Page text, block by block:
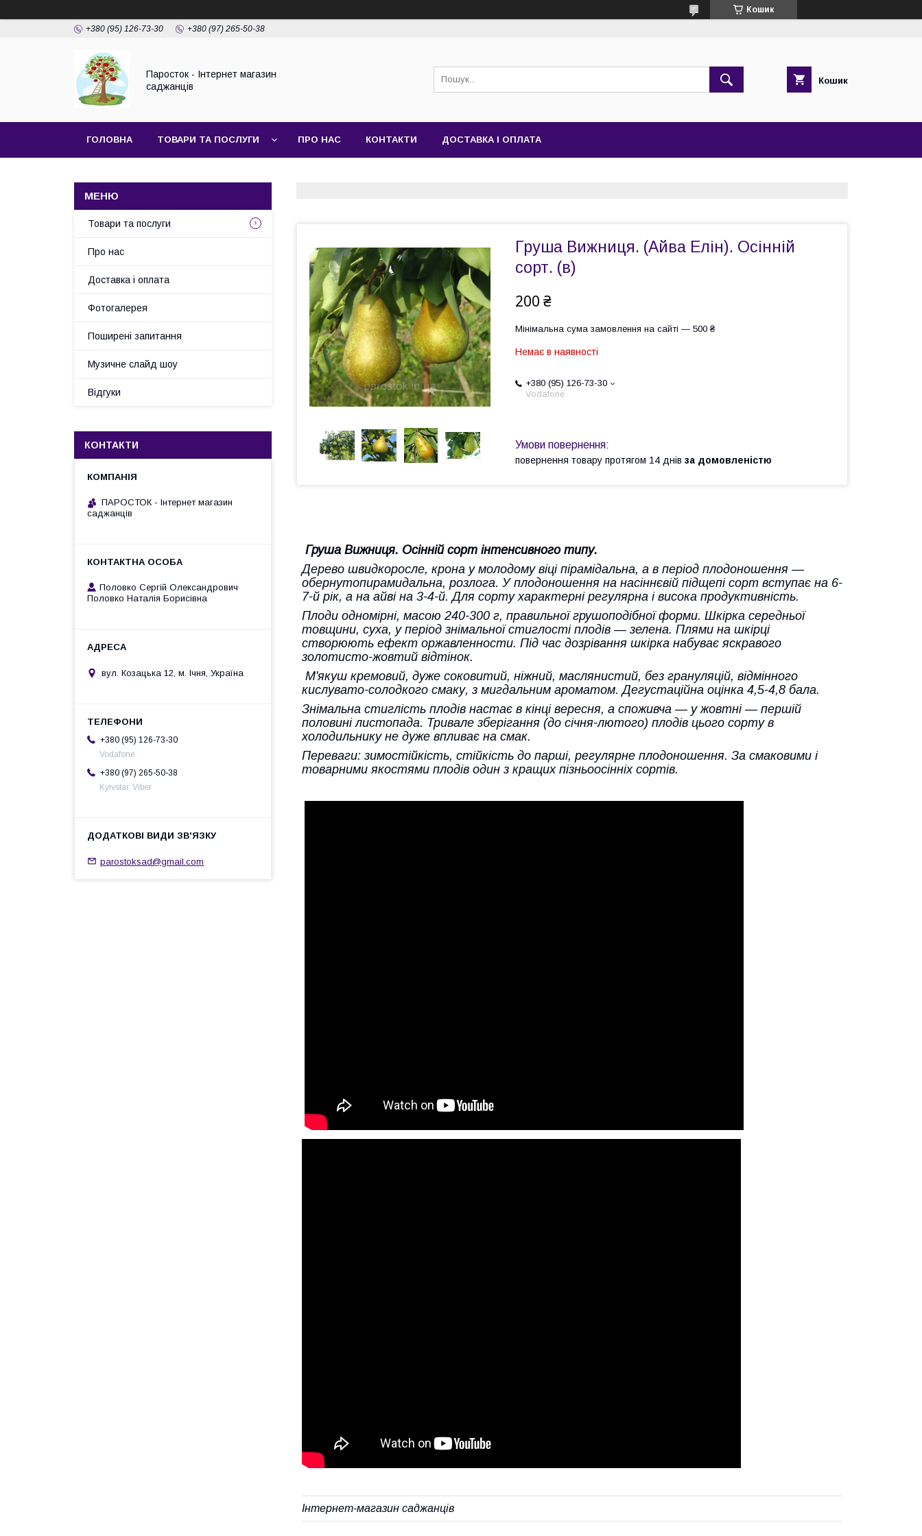
Кошик
+380 (95) 126-73-30 +380 (97) 265-50-38
Паросток - Інтернет магазин
саджанців
Кошик
ГОЛОВНА ТОВАРИ ТА ПОСЛУГИ ПРО НАС КОНТАКТИ ДОСТАВКА І ОПЛАТА
Груша Вижниця. (Айва Елін). Осінній
сорт. (в)
200 ₴
Мінімальна сума замовлення на сайті — 500 ₴
Немає в наявності
+380 (95) 126-73-30
Vodafone
повернення товару протягом 14 днів за домовленістю
Груша Вижниця. Осінній сорт інтенсивного типу.
Дерево швидкоросле, крона у молодому віці пірамідальна, а в період плодоношення —
обернутопирамидальна, розлога. У плодоношення на насіннєвій підщепі сорт вступає на 6-
7-й рік, а на айві на 3-4-й. Для сорту характерні регулярна і висока продуктивність.
Плоди одномірні, масою 240-300 г, правильної грушоподібної форми. Шкірка середньої
товщини, суха, у період знімальної стиглості плодів — зелена. Плями на шкірці
створюють ефект оржавленности. Під час дозрівання шкірка набуває яскравого
золотисто-жовтий відтінок.
М'якуш кремовий, дуже соковитий, ніжний, маслянистий, без грануляцій, відмінного
кислувато-солодкого смаку, з мигдальним ароматом. Дегустаційна оцінка 4,5-4,8 бала.
Знімальна стиглість плодів настає в кінці вересня, а споживча — у жовтні — першій
половині листопада. Тривале зберігання (до січня-лютого) плодів цього сорту в
холодильнику не дуже впливає на смак.
Переваги: зимостійкість, стійкість до парші, регулярне плодоношення. За смаковими і
товарними якостями плодів один з кращих пізньоосінніх сортів.
Інтернет-магазин саджанців
Товари та послуги
Про нас
Доставка і оплата
Фотогалерея
Поширені запитання
Музичне слайд шоу
Відгуки
КОНТАКТИ
ПАРОСТОК - Інтернет магазин
саджанців
Половко Сергій Олександрович
Половко Наталія Борисівна
вул. Козацька 12, м. Ічня, Україна
+380 (95) 126-73-30
Vodafone
+380 (97) 265-50-38
Kyivstar, Viber
parostoksad@gmail.com